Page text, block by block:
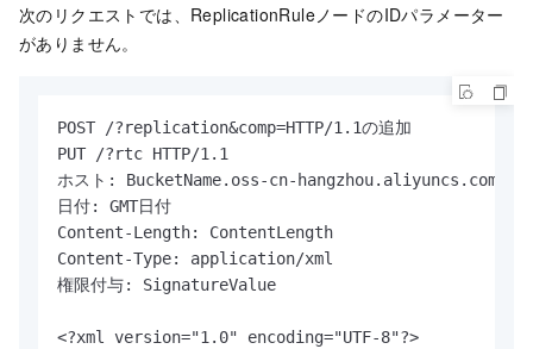
次のリクエストでは、ReplicationRuleノードのIDパラメーター
がありません。
POST /?replication&comp=HTTP/1.1の追加
PUT /?rtc HTTP/1.1
ホスト: BucketName.oss-cn-hangzhou.aliyuncs.com
日付: GMT日付
Content-Length: ContentLength
Content-Type: application/xml
権限付与: SignatureValue
<?xml version="1.0" encoding="UTF-8"?>